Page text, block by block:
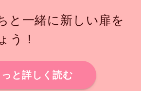
と一緒に新しい扉を
う！
っと詳しく読む